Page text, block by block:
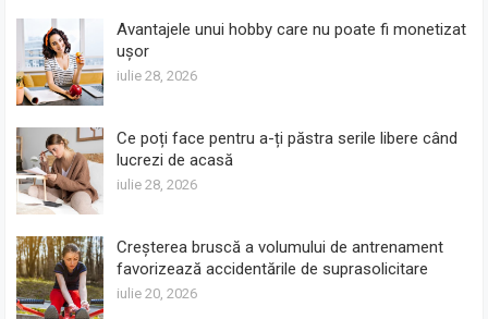
Avantajele unui hobby care nu poate fi monetizat
ușor
iulie 28, 2026
Ce poți face pentru a-ți păstra serile libere când
lucrezi de acasă
iulie 28, 2026
Creșterea bruscă a volumului de antrenament
favorizează accidentările de suprasolicitare
iulie 20, 2026